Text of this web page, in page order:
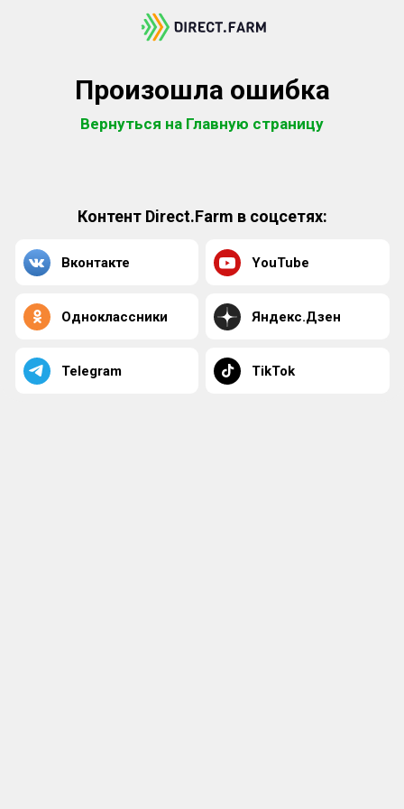
Произошла ошибка
Вернуться на Главную страницу
Контент Direct.Farm в соцсетях:
Вконтакте YouTube
Одноклассники Яндекс.Дзен
Telegram TikTok